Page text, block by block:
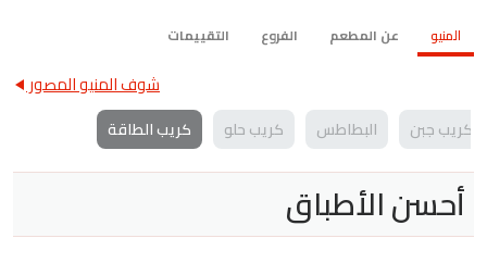
المنيو عن المطعم الفروع التقييمات
شوف المنيو المصور
كريب جبن البطاطس كريب حلو كريب الطاقة
أحسن الأطباق